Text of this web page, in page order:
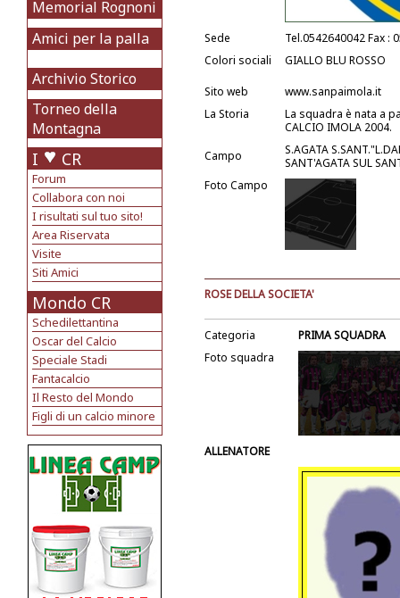
Memorial Rognoni
Amici per la palla
Archivio Storico
Torneo della
Montagna
I CR
Forum
Collabora con noi
I risultati sul tuo sito!
Area Riservata
Visite
Siti Amici
Mondo CR
Schedilettantina
Oscar del Calcio
Speciale Stadi
Fantacalcio
Il Resto del Mondo
Figli di un calcio minore
Sede
Tel.0542640042 Fax :
Colori sociali
GIALLO BLU ROSSO
Sito web
www.sanpaimola.it
La Storia
La squadra è nata a
CALCIO IMOLA 2004.
Campo
S.AGATA
SANT'AGATA SUL
Foto Campo
ROSE DELLA SOCIETA'
Categoria
PRIMA SQUADRA
Foto squadra
ALLENATORE